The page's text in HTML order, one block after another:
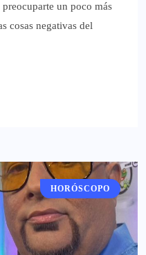
un poco más
cosas negativas del
HORÓSCOPO